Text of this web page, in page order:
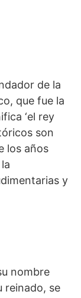
de la
que fue la
‘el rey
son
los años
y
nombre
reinado, se